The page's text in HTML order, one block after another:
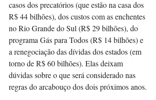
casos dos precatórios (que estão na casa dos
R$ 44 bilhões), dos custos com as enchentes
no Rio Grande do Sul (R$ 29 bilhões), do
programa Gás para Todos (R$ 14 bilhões) e
a renegociação das dívidas dos estados (em
torno de R$ 60 bilhões). Elas deixam
dúvidas sobre o que será considerado nas
regras do arcabouço dos dois próximos anos.